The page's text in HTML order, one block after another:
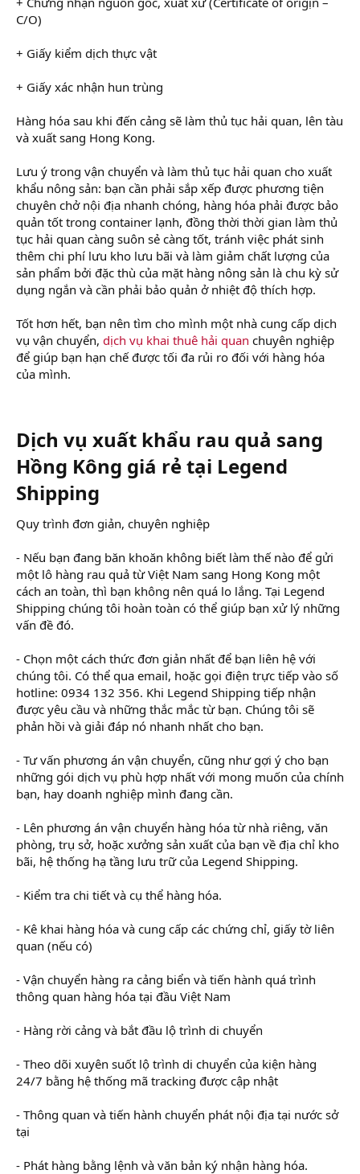
C/O)
+ Giấy kiểm dịch thực vật
+ Giấy xác nhận hun trùng
Hàng hóa sau khi đến cảng sẽ làm thủ tục hải quan, lên tàu
và xuất sang Hong Kong.
Lưu ý trong vận chuyển và làm thủ tục hải quan cho xuất
khẩu nông sản: bạn cần phải sắp xếp được phương tiện
chuyên chở nội địa nhanh chóng, hàng hóa phải được bảo
quản tốt trong container lạnh, đồng thời thời gian làm thủ
tục hải quan càng suôn sẻ càng tốt, tránh việc phát sinh
thêm chi phí lưu kho lưu bãi và làm giảm chất lượng của
sản phẩm bởi đặc thù của mặt hàng nông sản là chu kỳ sử
dụng ngắn và cần phải bảo quản ở nhiệt độ thích hợp.
Tốt hơn hết, bạn nên tìm cho mình một nhà cung cấp dịch
vụ vận chuyển, dịch vụ khai thuê hải quan chuyên nghiệp
để giúp bạn hạn chế được tối đa rủi ro đối với hàng hóa
của mình.
Dịch vụ xuất khẩu rau quả sang
Hồng Kông giá rẻ tại Legend
Shipping​
Quy trình đơn giản, chuyên nghiệp
- Nếu bạn đang băn khoăn không biết làm thế nào để gửi
một lô hàng rau quả từ Việt Nam sang Hong Kong một
cách an toàn, thì bạn không nên quá lo lắng. Tại Legend
Shipping chúng tôi hoàn toàn có thể giúp bạn xử lý những
vấn đề đó.
- Chọn một cách thức đơn giản nhất để bạn liên hệ với
chúng tôi. Có thể qua email, hoặc gọi điện trực tiếp vào số
hotline: 0934 132 356. Khi Legend Shipping tiếp nhận
được yêu cầu và những thắc mắc từ bạn. Chúng tôi sẽ
phản hồi và giải đáp nó nhanh nhất cho bạn.
- Tư vấn phương án vận chuyển, cũng như gợi ý cho bạn
những gói dịch vụ phù hợp nhất với mong muốn của chính
bạn, hay doanh nghiệp mình đang cần.
- Lên phương án vận chuyển hàng hóa từ nhà riêng, văn
phòng, trụ sở, hoặc xưởng sản xuất của bạn về địa chỉ kho
bãi, hệ thống hạ tầng lưu trữ của Legend Shipping.
- Kiểm tra chi tiết và cụ thể hàng hóa.
- Kê khai hàng hóa và cung cấp các chứng chỉ, giấy tờ liên
quan (nếu có)
- Vận chuyển hàng ra cảng biển và tiến hành quá trình
thông quan hàng hóa tại đầu Việt Nam
- Hàng rời cảng và bắt đầu lộ trình di chuyển
- Theo dõi xuyên suốt lộ trình di chuyển của kiện hàng
24/7 bằng hệ thống mã tracking được cập nhật
- Thông quan và tiến hành chuyển phát nội địa tại nước sở
tại
- Phát hàng bằng lệnh và văn bản ký nhận hàng hóa.